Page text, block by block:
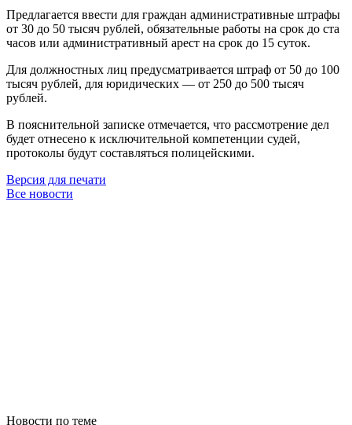
Предлагается ввести для граждан административные штрафы
от 30 до 50 тысяч рублей, обязательные работы на срок до ста
часов или административный арест на срок до 15 суток.
Для должностных лиц предусматривается штраф от 50 до 100
тысяч рублей, для юридических — от 250 до 500 тысяч
рублей.
В пояснительной записке отмечается, что рассмотрение дел
будет отнесено к исключительной компетенции судей,
протоколы будут составляться полицейскими.
Версия для печати
Все новости
Новости по теме